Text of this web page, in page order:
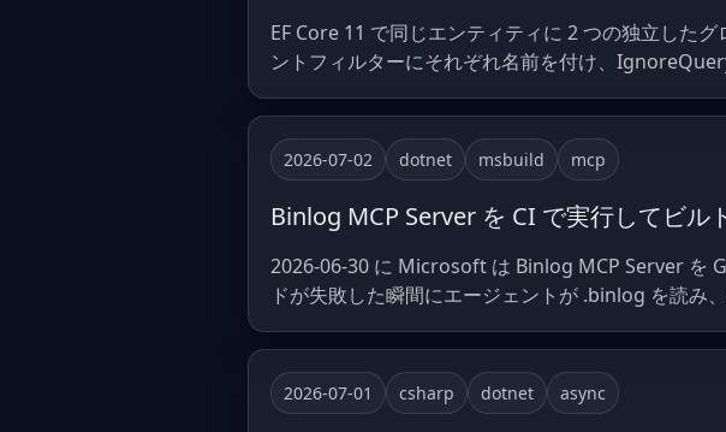
EF Core 11 で同じエンティティに 2 つの独立した
ントフィルターにそれぞれ名前を付け、
2026-07-02 dotnet msbuild mcp
Binlog MCP Server を CI で実行してビル
2026-06-30 に Microsoft は Binlog MCP Server を
ドが失敗した瞬間にエージェントが .binlog を読み
2026-07-01 csharp dotnet async